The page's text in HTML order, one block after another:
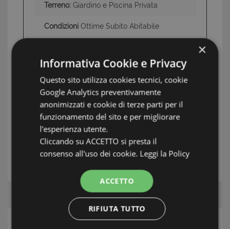
Terreno: Giardino e Piscina Privata
Condizioni Ottime Subito Abitabile
INFORMAZIONI: BOCCA DI MAGRA / FIUMARETTA /
MARINELLA / MONTEMARCELLO
TAG: Case e ville, Bocca di Magra / Fiumaretta
/ Montemarcello/Marinella, Bocca di Magra /
Fiumaretta / Marinella / Montemarcello
L'AGENTE
×
Informativa Cookie e Privacy
Questo sito utilizza cookies tecnici, cookie
Google Analytics preventivamente
anonimizzati e cookie di terze parti per il
funzionamento del sito e per migliorare
l'esperienza utente.
Cliccando su ACCETTO si presta il
consenso all'uso dei cookie. Leggi la Policy
ACCETTO
RIFIUTA TUTTO